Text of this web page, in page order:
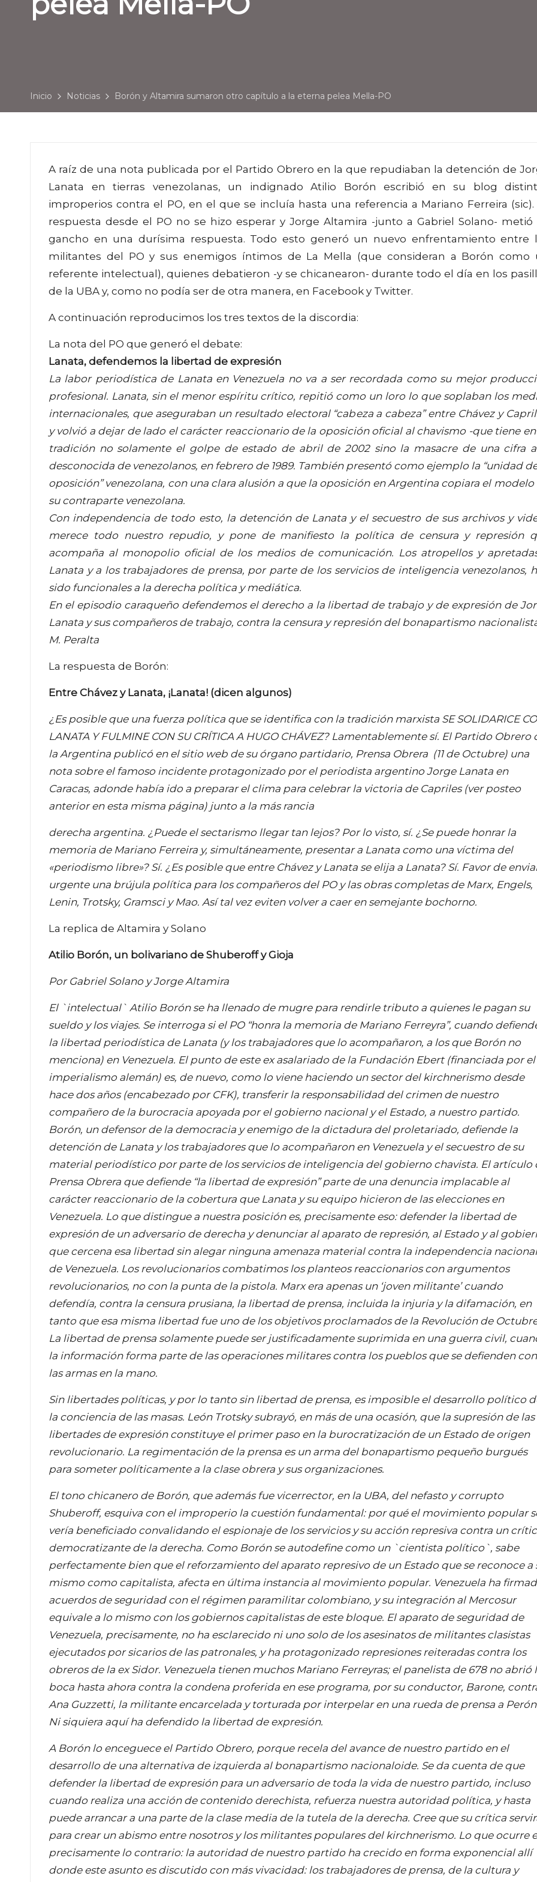
Inicio Noticias Borón y Altamira sumaron otro capítulo a la eterna pelea Mella-PO
A raíz de una nota publicada por el Partido Obrero en la que repudiaban la detención de
Lanata en tierras venezolanas, un indignado Atilio Borón escribió en su blog
improperios contra el PO, en el que se incluía hasta una referencia a Mariano Ferreira (sic).
respuesta desde el PO no se hizo esperar y Jorge Altamira -junto a Gabriel Solano- metió
gancho en una durísima respuesta. Todo esto generó un nuevo enfrentamiento entre
militantes del PO y sus enemigos íntimos de La Mella (que consideran a Borón como
referente intelectual), quienes debatieron -y se chicanearon- durante todo el día en los
de la UBA y, como no podía ser de otra manera, en Facebook y Twitter.
A continuación reproducimos los tres textos de la discordia:
La nota del PO que generó el debate:
Lanata, defendemos la libertad de expresión
La labor periodística de Lanata en Venezuela no va a ser recordada como su mejor
profesional. Lanata, sin el menor espíritu crítico, repitió como un loro lo que soplaban los
internacionales, que aseguraban un resultado electoral “cabeza a cabeza” entre Chávez y
y volvió a dejar de lado el carácter reaccionario de la oposición oficial al chavismo -que tiene en
tradición no solamente el golpe de estado de abril de 2002 sino la masacre de una cifra
desconocida de venezolanos, en febrero de 1989. También presentó como ejemplo la “unidad
oposición” venezolana, con una clara alusión a que la oposición en Argentina copiara el modelo
su contraparte venezolana.
Con independencia de todo esto, la detención de Lanata y el secuestro de sus archivos y
merece todo nuestro repudio, y pone de manifiesto la política de censura y represión
acompaña al monopolio oficial de los medios de comunicación. Los atropellos y
Lanata y a los trabajadores de prensa, por parte de los servicios de inteligencia venezolanos,
sido funcionales a la derecha política y mediática.
En el episodio caraqueño defendemos el derecho a la libertad de trabajo y de expresión de
Lanata y sus compañeros de trabajo, contra la censura y represión del bonapartismo
M. Peralta
La respuesta de Borón:
Entre Chávez y Lanata, ¡Lanata! (dicen algunos)
¿Es posible que una fuerza política que se identifica con la tradición marxista SE SOLIDARICE
LANATA Y FULMINE CON SU CRÍTICA A HUGO CHÁVEZ? Lamentablemente sí. El Partido Obrero
la Argentina publicó en el sitio web de su órgano partidario, Prensa Obrera (11 de Octubre) una
nota sobre el famoso incidente protagonizado por el periodista argentino Jorge Lanata en
Caracas, adonde había ido a preparar el clima para celebrar la victoria de Capriles (ver posteo
anterior en esta misma página) junto a la más rancia
derecha argentina. ¿Puede el sectarismo llegar tan lejos? Por lo visto, sí. ¿Se puede honrar la
memoria de Mariano Ferreira y, simultáneamente, presentar a Lanata como una víctima del
«periodismo libre»? Sí. ¿Es posible que entre Chávez y Lanata se elija a Lanata? Sí. Favor de
urgente una brújula política para los compañeros del PO y las obras completas de Marx, Engels,
Lenin, Trotsky, Gramsci y Mao. Así tal vez eviten volver a caer en semejante bochorno.
La replica de Altamira y Solano
Atilio Borón, un bolivariano de Shuberoff y Gioja
Por Gabriel Solano y Jorge Altamira
El `intelectual` Atilio Borón se ha llenado de mugre para rendirle tributo a quienes le pagan su
sueldo y los viajes. Se interroga si el PO “honra la memoria de Mariano Ferreyra”, cuando
la libertad periodística de Lanata (y los trabajadores que lo acompañaron, a los que Borón no
menciona) en Venezuela. El punto de este ex asalariado de la Fundación Ebert (financiada por el
imperialismo alemán) es, de nuevo, como lo viene haciendo un sector del kirchnerismo desde
hace dos años (encabezado por CFK), transferir la responsabilidad del crimen de nuestro
compañero de la burocracia apoyada por el gobierno nacional y el Estado, a nuestro partido.
Borón, un defensor de la democracia y enemigo de la dictadura del proletariado, defiende la
detención de Lanata y los trabajadores que lo acompañaron en Venezuela y el secuestro de su
material periodístico por parte de los servicios de inteligencia del gobierno chavista. El artículo
Prensa Obrera que defiende “la libertad de expresión” parte de una denuncia implacable al
carácter reaccionario de la cobertura que Lanata y su equipo hicieron de las elecciones en
Venezuela. Lo que distingue a nuestra posición es, precisamente eso: defender la libertad de
expresión de un adversario de derecha y denunciar al aparato de represión, al Estado y al
que cercena esa libertad sin alegar ninguna amenaza material contra la independencia nacional
de Venezuela. Los revolucionarios combatimos los planteos reaccionarios con argumentos
revolucionarios, no con la punta de la pistola. Marx era apenas un ‘joven militante’ cuando
defendía, contra la censura prusiana, la libertad de prensa, incluida la injuria y la difamación, en
tanto que esa misma libertad fue uno de los objetivos proclamados de la Revolución de
La libertad de prensa solamente puede ser justificadamente suprimida en una guerra civil,
la información forma parte de las operaciones militares contra los pueblos que se defienden con
las armas en la mano.
Sin libertades políticas, y por lo tanto sin libertad de prensa, es imposible el desarrollo político
la conciencia de las masas. León Trotsky subrayó, en más de una ocasión, que la supresión de las
libertades de expresión constituye el primer paso en la burocratización de un Estado de origen
revolucionario. La regimentación de la prensa es un arma del bonapartismo pequeño burgués
para someter políticamente a la clase obrera y sus organizaciones.
El tono chicanero de Borón, que además fue vicerrector, en la UBA, del nefasto y corrupto
Shuberoff, esquiva con el improperio la cuestión fundamental: por qué el movimiento popular
vería beneficiado convalidando el espionaje de los servicios y su acción represiva contra un
democratizante de la derecha. Como Borón se autodefine como un `cientista político`, sabe
perfectamente bien que el reforzamiento del aparato represivo de un Estado que se reconoce a
mismo como capitalista, afecta en última instancia al movimiento popular. Venezuela ha
acuerdos de seguridad con el régimen paramilitar colombiano, y su integración al Mercosur
equivale a lo mismo con los gobiernos capitalistas de este bloque. El aparato de seguridad de
Venezuela, precisamente, no ha esclarecido ni uno solo de los asesinatos de militantes clasistas
ejecutados por sicarios de las patronales, y ha protagonizado represiones reiteradas contra los
obreros de la ex Sidor. Venezuela tienen muchos Mariano Ferreyras; el panelista de 678 no abrió
boca hasta ahora contra la condena proferida en ese programa, por su conductor, Barone,
Ana Guzzetti, la militante encarcelada y torturada por interpelar en una rueda de prensa a
Ni siquiera aquí ha defendido la libertad de expresión.
A Borón lo enceguece el Partido Obrero, porque recela del avance de nuestro partido en el
desarrollo de una alternativa de izquierda al bonapartismo nacionaloide. Se da cuenta de que
defender la libertad de expresión para un adversario de toda la vida de nuestro partido, incluso
cuando realiza una acción de contenido derechista, refuerza nuestra autoridad política, y hasta
puede arrancar a una parte de la clase media de la tutela de la derecha. Cree que su crítica
para crear un abismo entre nosotros y los militantes populares del kirchnerismo. Lo que ocurre
precisamente lo contrario: la autoridad de nuestro partido ha crecido en forma exponencial allí
donde este asunto es discutido con más vivacidad: los trabajadores de prensa, de la cultura y